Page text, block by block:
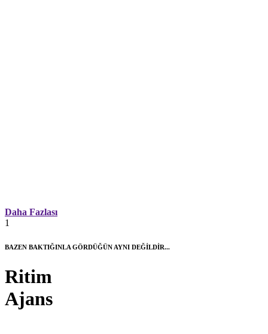
Daha Fazlası
1
BAZEN BAKTIĞINLA GÖRDÜĞÜN AYNI DEĞİLDİR...
Ritim
Ajans